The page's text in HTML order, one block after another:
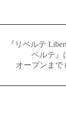
『リベルテ
ベルテ』
オープンまで